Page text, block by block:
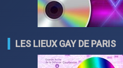
LES LIEUX GAY DE PARIS